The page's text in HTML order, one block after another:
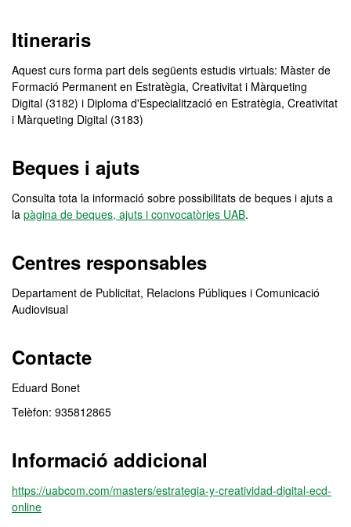
Itineraris
Aquest curs forma part dels següents estudis virtuals: Màster de
Formació Permanent en Estratègia, Creativitat i Màrqueting
Digital (3182) i Diploma d'Especialització en Estratègia, Creativitat
i Màrqueting Digital (3183)
Beques i ajuts
Consulta tota la informació sobre possibilitats de beques i ajuts a
la pàgina de beques, ajuts i convocatòries UAB.
Centres responsables
Departament de Publicitat, Relacions Públiques i Comunicació
Audiovisual
Contacte
Eduard Bonet
Telèfon: 935812865
Informació addicional
https://uabcom.com/masters/estrategia-y-creatividad-digital-ecd-
online